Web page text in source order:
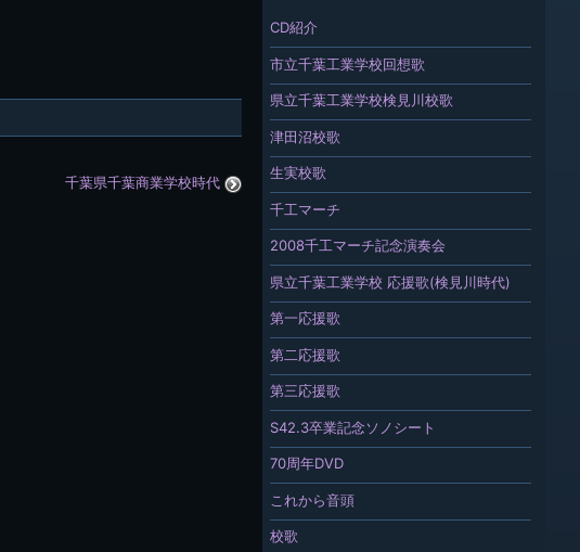
千葉県千葉商業学校時代
CD紹介
市立千葉工業学校回想歌
県立千葉工業学校検見川校歌
津田沼校歌
生実校歌
千工マーチ
2008千工マーチ記念演奏会
県立千葉工業学校 応援歌(検見川時代)
第一応援歌
第二応援歌
第三応援歌
S42.3卒業記念ソノシート
70周年DVD
これから音頭
校歌